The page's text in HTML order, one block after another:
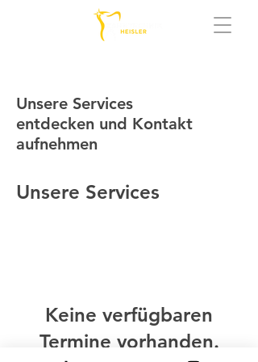
Unsere Services
entdecken und Kontakt
aufnehmen
Unsere Services
Keine verfügbaren
Termine vorhanden.